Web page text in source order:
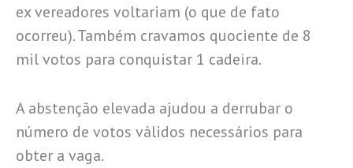
ex vereadores voltariam (o que de fato
ocorreu). Também cravamos quociente de 8
mil votos para conquistar 1 cadeira.
A abstenção elevada ajudou a derrubar o
número de votos válidos necessários para
obter a vaga.